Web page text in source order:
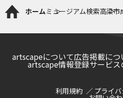
ホームミュージアム検索高梁市
artscapeについて広告掲載につ
artscape情報登録サービス
利用規約 プライ